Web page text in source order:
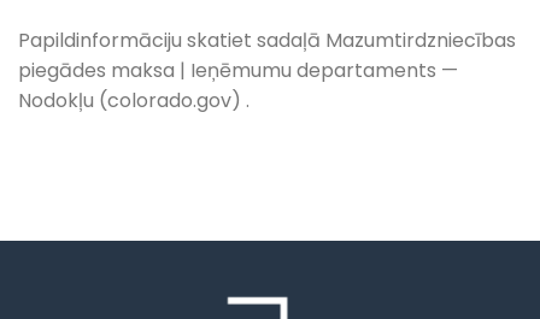
Papildinformāciju skatiet sadaļā Mazumtirdzniecības
piegādes maksa | Ieņēmumu departaments —
Nodokļu (colorado.gov) .